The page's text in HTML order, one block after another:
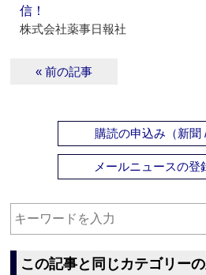
信！
株式会社薬事日報社
« 前の記事
購読の申込み（新聞
メールニュースの登
この記事と同じカテゴリー